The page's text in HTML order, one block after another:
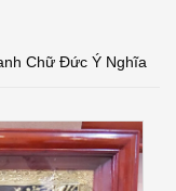
Chữ Đức Ý Nghĩa